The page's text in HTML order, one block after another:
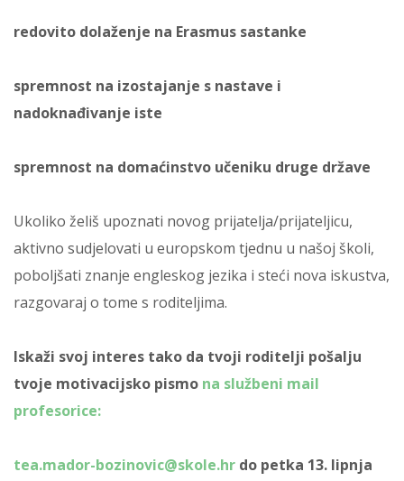
redovito dolaženje na Erasmus sastanke
spremnost na izostajanje s nastave i
nadoknađivanje iste
spremnost na domaćinstvo učeniku druge države
Ukoliko želiš upoznati novog prijatelja/prijateljicu,
aktivno sudjelovati u europskom tjednu u našoj školi,
poboljšati znanje engleskog jezika i steći nova iskustva,
razgovaraj o tome s roditeljima.
Iskaži svoj interes tako da tvoji roditelji pošalju
tvoje motivacijsko pismo na službeni mail
profesorice:
tea.mador-bozinovic@skole.hr do petka 13. lipnja